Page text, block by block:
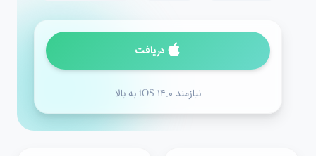
دریافت
نیازمند iOS ۱۴.۰ به بالا